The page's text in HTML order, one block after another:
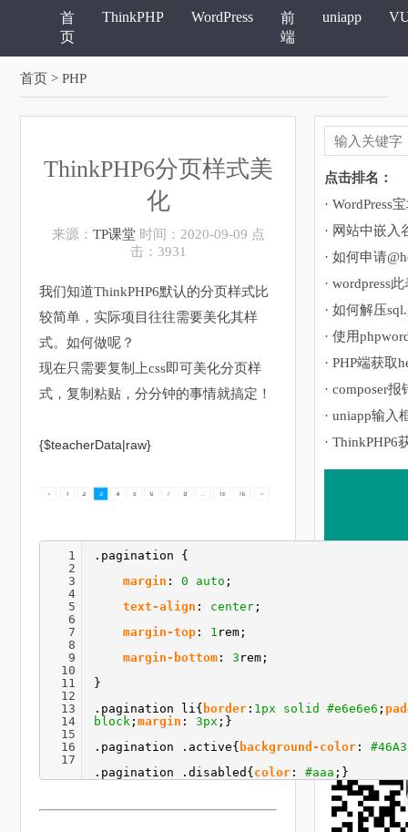
首
页
ThinkPHP WordPress
前
端
uniapp
首页 > PHP
ThinkPHP6分页样式美
化
来源： TP课堂时间：2020-09-09 点
击：3931
我们知道ThinkPHP6默认的分页样式比
较简单，实际项目往往需要美化其样
式。如何做呢？
现在只需要复制上css即可美化分页样
式，复制粘贴，分分钟的事情就搞定！
{$teacherData|raw}
1
2
3
4
5
6
7
8
9
10
11
12
13
14
15
16
17
.pagination {
margin :0 auto ;
text-align : center ;
margin-top : 1 rem;
margin-bottom :3 rem;
}
.pagination li{ border : 1px solid #e6e6e6 ;
block ;margin :3px ;}
.pagination .active{ background-color :
.pagination .disabled{ color :#aaa ;}
点击排名：
· 网站中嵌入
· 如何申请
· 如何解压
· 使用
· PHP端获取
· uniapp输入
· ThinkPHP6